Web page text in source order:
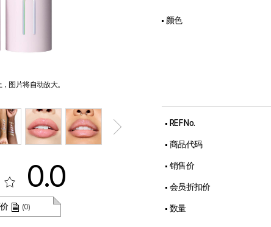
图片将自动放大。
0.0
(0)
颜色
REF No.
商品代码
销售价
会员折扣价
数量